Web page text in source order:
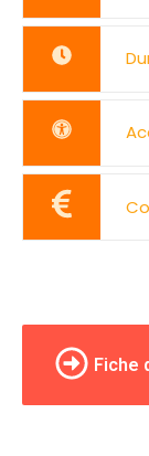
Fiche